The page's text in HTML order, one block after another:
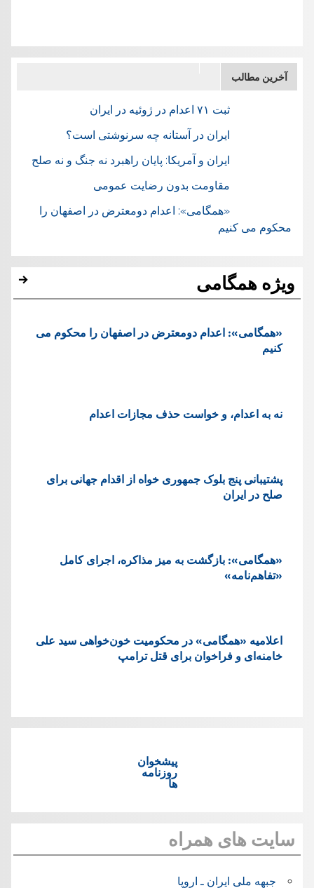
آخرین مطالب
ثبت ۷۱ اعدام در ژوئيه در ایران
ایران در آستانه چه سرنوشتی است؟
ایران و آمریکا: پایان راهبرد نه جنگ و نه صلح
مقاومت بدون رضایت عمومی
«همگامی»: اعدام دومعترض در اصفهان را
محکوم می کنیم
ویژه همگامی
«همگامی»: اعدام دومعترض در اصفهان را محکوم می
کنیم
نه به اعدام، و خواست حذف مجازات اعدام
پشتيبانی پنج بلوک جمهوری خواه از اقدام جهانی برای
صلح در ایران
«همگامی»: بازگشت به میز مذاکره، اجرای کامل
«تفاهم‌نامه»
اعلامیه «همگامی» در محکومیت خون‌خواهی سید علی
خامنه‌ای و فراخوان برای قتل ترامپ
پیشخوان
روزنامه
ها
سایت های همراه
جبهه ملی ایران ـ اروپا